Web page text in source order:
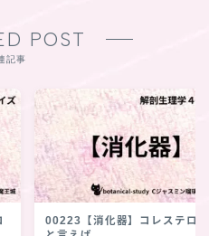
POST
記事
00223【消化器】コレステロ